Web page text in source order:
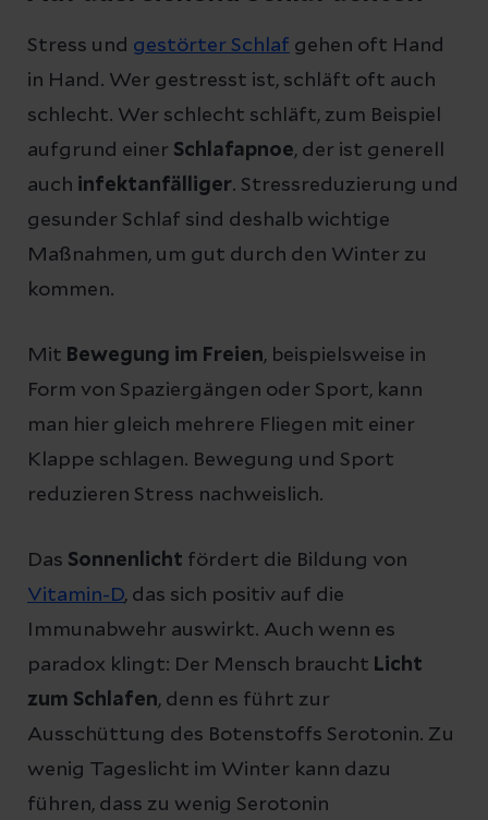
Stress und gestörter Schlaf gehen oft Hand
in Hand. Wer gestresst ist, schläft oft auch
schlecht. Wer schlecht schläft, zum Beispiel
aufgrund einer Schlafapnoe, der ist generell
auch infektanfälliger. Stressreduzierung und
gesunder Schlaf sind deshalb wichtige
Maßnahmen, um gut durch den Winter zu
kommen.
Mit Bewegung im Freien, beispielsweise in
Form von Spaziergängen oder Sport, kann
man hier gleich mehrere Fliegen mit einer
Klappe schlagen. Bewegung und Sport
reduzieren Stress nachweislich.
Das Sonnenlicht fördert die Bildung von
Vitamin-D, das sich positiv auf die
Immunabwehr auswirkt. Auch wenn es
paradox klingt: Der Mensch braucht Licht
zum Schlafen, denn es führt zur
Ausschüttung des Botenstoffs Serotonin. Zu
wenig Tageslicht im Winter kann dazu
führen, dass zu wenig Serotonin